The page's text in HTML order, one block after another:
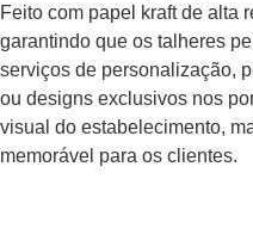
Feito com papel kraft de alta
garantindo que os talheres
serviços de personalização,
ou designs exclusivos nos
visual do estabelecimento,
memorável para os clientes.